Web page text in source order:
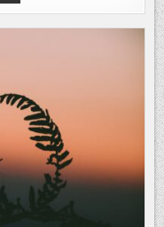
WEGEN